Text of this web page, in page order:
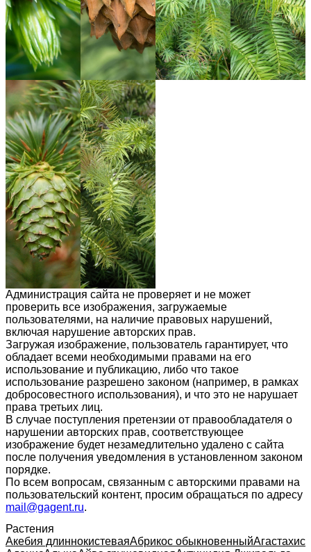
Администрация сайта не проверяет и не может
проверить все изображения, загружаемые
пользователями, на наличие правовых нарушений,
включая нарушение авторских прав.
Загружая изображение, пользователь гарантирует, что
обладает всеми необходимыми правами на его
использование и публикацию, либо что такое
использование разрешено законом (например, в рамках
добросовестного использования), и что это не нарушает
права третьих лиц.
В случае поступления претензии от правообладателя о
нарушении авторских прав, соответствующее
изображение будет незамедлительно удалено с сайта
после получения уведомления в установленном законом
порядке.
По всем вопросам, связанным с авторскими правами на
пользовательский контент, просим обращаться по адресу
mail@gagent.ru.
Растения
Акебия длиннокистеваяАбрикос обыкновенныйАгастахис